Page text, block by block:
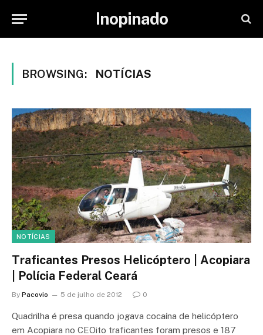
Inopinado
BROWSING: NOTÍCIAS
NOTÍCIAS
Traficantes Presos Helicóptero | Acopiara
| Polícia Federal Ceará
By Pacovio 5 de julho de 2012 0
Quadrilha é presa quando jogava cocaína de helicóptero
em Acopiara no CEOito traficantes foram presos e 187